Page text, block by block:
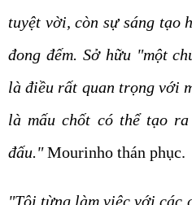
tuyệt vời, còn sự sáng tạo
đong đếm. Sở hữu "một
là điều rất quan trọng với
là mấu chốt có thể tạo
đấu."Mourinho thán phục.
"Tôi từng làm việc với các